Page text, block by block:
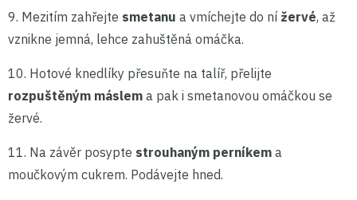
9. Mezitím zahřejte smetanu a vmíchejte do ní žervé, až
vznikne jemná, lehce zahuštěná omáčka.
10. Hotové knedlíky přesuňte na talíř, přelijte
rozpuštěným máslem a pak i smetanovou omáčkou se
žervé.
11. Na závěr posypte strouhaným perníkem a
moučkovým cukrem. Podávejte hned.